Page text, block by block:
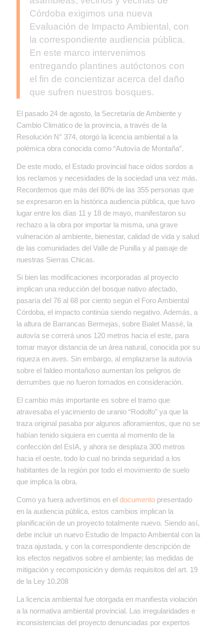
Córdoba exigimos una nueva
Evaluación de Impacto Ambiental, con
la correspondiente audiencia pública.
En este marco intervenimos
entregando plantines autóctonos con
el fin de concientizar acerca del daño
que sufren nuestros bosques.
El pasado 24 de agosto, la Secretaría de Ambiente y
Cambio Climático de la provincia, a través de la
Resolución N° 374, otorgó la licencia ambiental a la
polémica obra conocida como “Autovía de Montaña”.
De este modo, el Estado provincial hace oídos sordos a
los reclamos y necesidades de la sociedad una vez más.
Recordemos que más del 80% de las 355 personas que
se expresaron en la histórica audiencia pública, que tuvo
lugar entre los días 11 y 18 de mayo, manifestaron su
rechazo a la obra por importar la misma, una grave
vulneración al ambiente, bienestar, calidad de vida y salud
de las comunidades del Valle de Punilla y al paisaje de
nuestras Sierras Chicas.
Si bien las modificaciones incorporadas al proyecto
implican una reducción del bosque nativo afectado,
pasaría del 76 al 68 por ciento según el Foro Ambiental
Córdoba, el impacto continúa siendo negativo. Además, a
la altura de Barrancas Bermejas, sobre Bialet Massé, la
autovía se correrá unos 120 metros hacia el este, para
tomar mayor distancia de un área natural, conocida por su
riqueza en aves. Sin embargo, al emplazarse la autovía
sobre el faldeo montañoso aumentan los peligros de
derrumbes que no fueron tomados en consideración.
El cambio más importante es sobre el tramo que
atravesaba el yacimiento de uranio “Rodolfo” ya que la
traza original pasaba por algunos afloramientos, que no se
habían tenido siquiera en cuenta al momento de la
confección del EsIA, y ahora se desplaza 300 metros
hacia el oeste, todo lo cual no brinda seguridad a los
habitantes de la región por todo el movimiento de suelo
que implica la obra.
Como ya fuera advertimos en el documentopresentado
en la audiencia pública, estos cambios implican la
planificación de un proyecto totalmente nuevo. Siendo así,
debe incluir un nuevo Estudio de Impacto Ambiental con la
traza ajustada, y con la correspondiente descripción de
los efectos negativos sobre el ambiente; las medidas de
mitigación y recomposición y demás requisitos del art. 19
de la Ley 10.208
La licencia ambiental fue otorgada en manifiesta violación
a la normativa ambiental provincial. Las irregularidades e
inconsistencias del proyecto denunciadas por expertos